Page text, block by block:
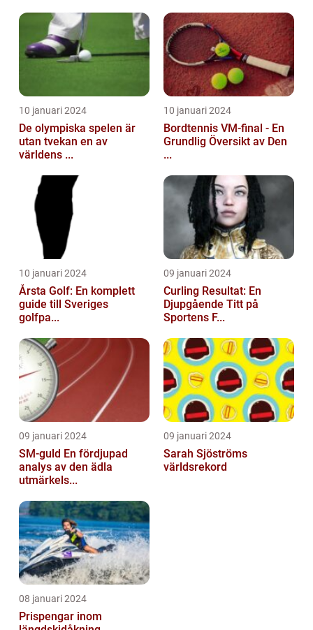
10 januari 2024
De olympiska spelen är
utan tvekan en av
världens ...
10 januari 2024
Bordtennis VM-final - En
Grundlig Översikt av Den
...
10 januari 2024
Årsta Golf: En komplett
guide till Sveriges
golfpa...
09 januari 2024
Curling Resultat: En
Djupgående Titt på
Sportens F...
09 januari 2024
SM-guld En fördjupad
analys av den ädla
utmärkels...
09 januari 2024
Sarah Sjöströms
världsrekord
08 januari 2024
Prispengar inom